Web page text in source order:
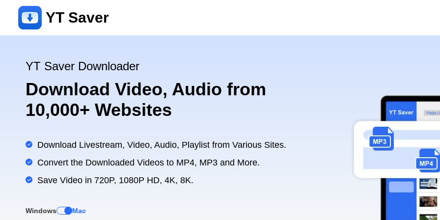
YT Saver
YT Saver Downloader
Download Video, Audio from
10,000+ Websites
Download Livestream, Video, Audio, Playlist from Various Sites.
Convert the Downloaded Videos to MP4, MP3 and More.
Save Video in 720P, 1080P HD, 4K, 8K.
Windows Mac